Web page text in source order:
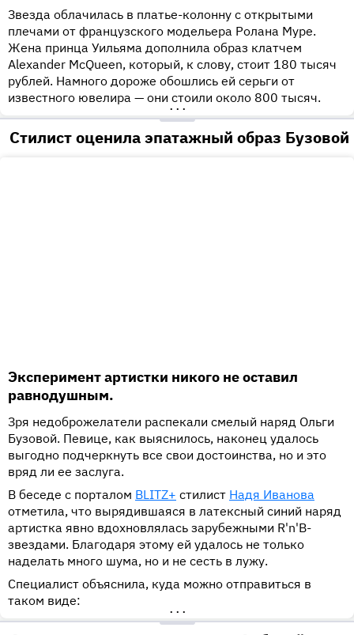
Звезда облачилась в платье-колонну с открытыми
плечами от французского модельера Ролана Муре.
Жена принца Уильяма дополнила образ клатчем
Alexander McQueen, который, к слову, стоит 180 тысяч
рублей. Намного дороже обошлись ей серьги от
известного ювелира — они стоили около 800 тысяч.
•••
Стилист оценила эпатажный образ Бузовой
Эксперимент артистки никого не оставил
равнодушным.
Зря недоброжелатели распекали смелый наряд Ольги
Бузовой. Певице, как выяснилось, наконец удалось
выгодно подчеркнуть все свои достоинства, но и это
вряд ли ее заслуга.
В беседе с порталом BLITZ+ стилист Надя Иванова
отметила, что вырядившаяся в латексный синий наряд
артистка явно вдохновлялась зарубежными R'n'B-
звездами. Благодаря этому ей удалось не только
наделать много шума, но и не сесть в лужу.
Специалист объяснила, куда можно отправиться в
таком виде:
•••